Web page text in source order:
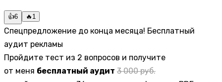
👍6 🔥 1
Спецпредложение до конца месяца! Бесплатный
аудит рекламы
Пройдите тест из 2 вопросов и получите
от меня бесплатный аудит 3 000 руб.